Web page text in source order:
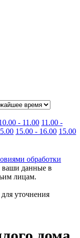
- 11.00 11.00 -
15.00 - 16.00 15.00
обработки
данные в
лицам.
для уточнения